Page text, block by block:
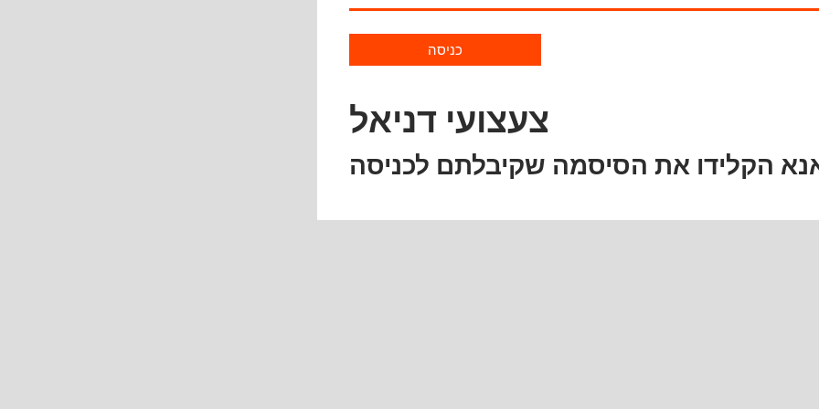
כניסה
צעצועי דניאל
הקלידו את הסיסמה שקיבלתם לכניסה